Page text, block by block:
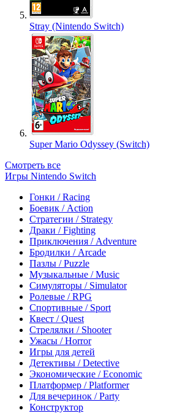
Stray (Nintendo Switch)
Super Mario Odyssey (Switch)
Смотреть все
Игры Nintendo Switch
Гонки / Racing
Боевик / Action
Стратегии / Strategy
Драки / Fighting
Приключения / Adventure
Бродилки / Arcade
Пазлы / Puzzle
Музыкальные / Music
Симуляторы / Simulator
Ролевые / RPG
Спортивные / Sport
Квест / Quest
Стрелялки / Shooter
Ужасы / Horror
Игры для детей
Детективы / Detective
Экономические / Economic
Платформер / Platformer
Для вечеринок / Party
Конструктор